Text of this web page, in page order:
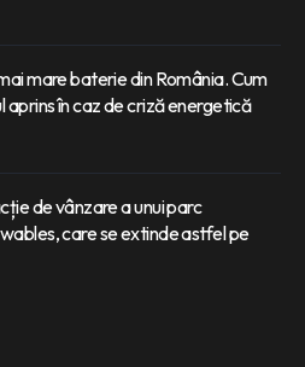
mare baterie din România. Cum
în caz de criză energetică
de vânzare a unui parc
care se extinde astfel pe